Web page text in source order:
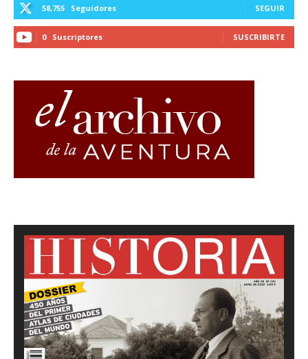
58,755 Seguidores SEGUIR
0 Suscriptores SUSCRIBIRTE